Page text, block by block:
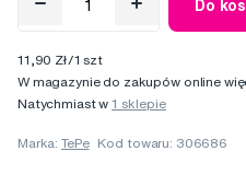
Do
11,90 Zł/1 szt
W magazynie do zakupów online
Natychmiast w1 sklepie
Marka:TePe Kod towaru: 306686